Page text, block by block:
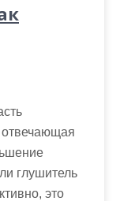
глушитель
это